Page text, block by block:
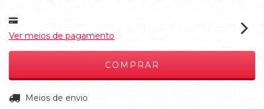
Ver meios de pagamento
Entregas para o CEP:
Meios de envio